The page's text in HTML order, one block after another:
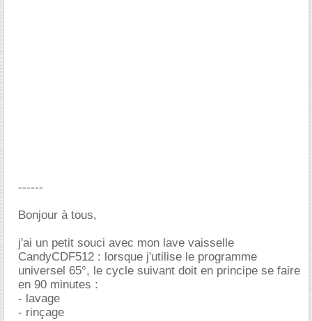
------
Bonjour à tous,
j'ai un petit souci avec mon lave vaisselle
CandyCDF512 : lorsque j'utilise le programme
universel 65°, le cycle suivant doit en principe se faire
en 90 minutes :
- lavage
- rinçage